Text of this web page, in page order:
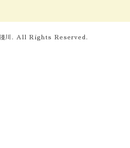
川 . All Rights Reserved.